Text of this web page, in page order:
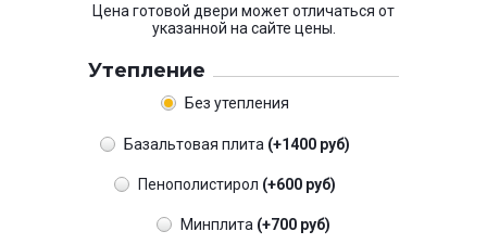
Цена готовой двери может отличаться от
указанной на сайте цены.
Утепление
Без утепления
Базальтовая плита (+1400 руб)
Пенополистирол (+600 руб)
Минплита (+700 руб)